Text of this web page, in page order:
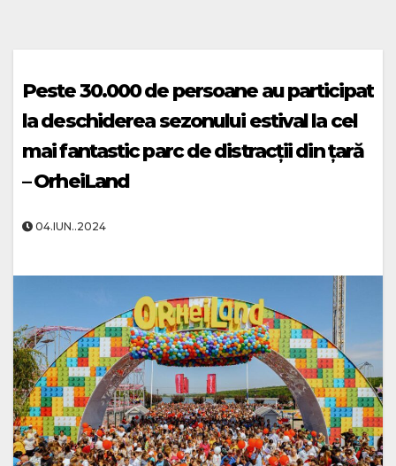
Peste 30.000 de persoane au participat
la deschiderea sezonului estival la cel
mai fantastic parc de distracții din țară
– OrheiLand
04.IUN..2024